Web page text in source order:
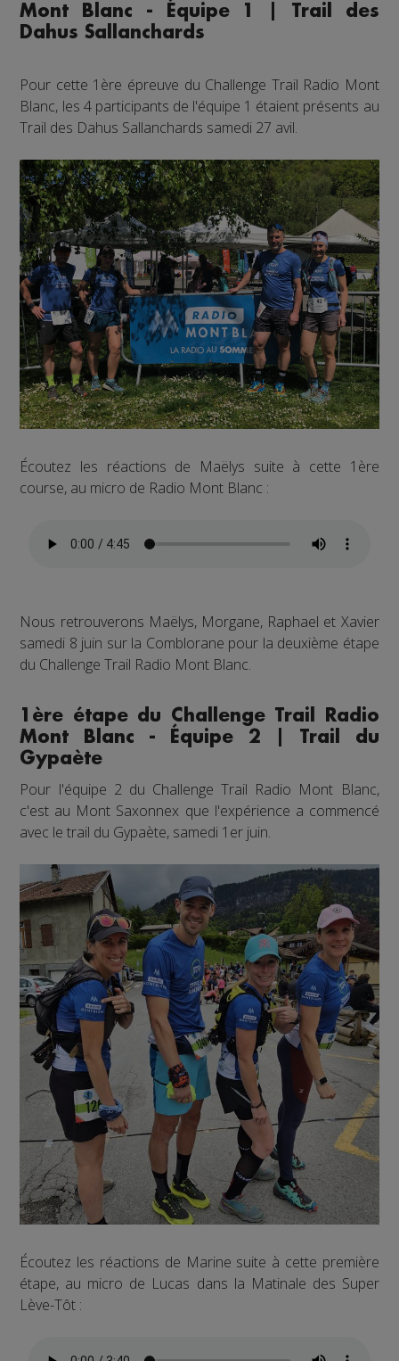
Mont Blanc - Équipe 1 | Trail des
Dahus Sallanchards
Pour cette 1ère épreuve du Challenge Trail Radio Mont
Blanc, les 4 participants de l'équipe 1 étaient présents au
Trail des Dahus Sallanchards samedi 27 avil.
Écoutez les réactions de Maëlys suite à cette 1ère
course, au micro de Radio Mont Blanc :
Nous retrouverons Maëlys, Morgane, Raphael et Xavier
samedi 8 juin sur la Comblorane pour la deuxième étape
du Challenge Trail Radio Mont Blanc.
1ère étape du Challenge Trail Radio
Mont Blanc - Équipe 2 | Trail du
Gypaète
Pour l'équipe 2 du Challenge Trail Radio Mont Blanc,
c'est au Mont Saxonnex que l'expérience a commencé
avec le trail du Gypaète, samedi 1er juin.
Écoutez les réactions de Marine suite à cette première
étape, au micro de Lucas dans la Matinale des Super
Lève-Tôt :